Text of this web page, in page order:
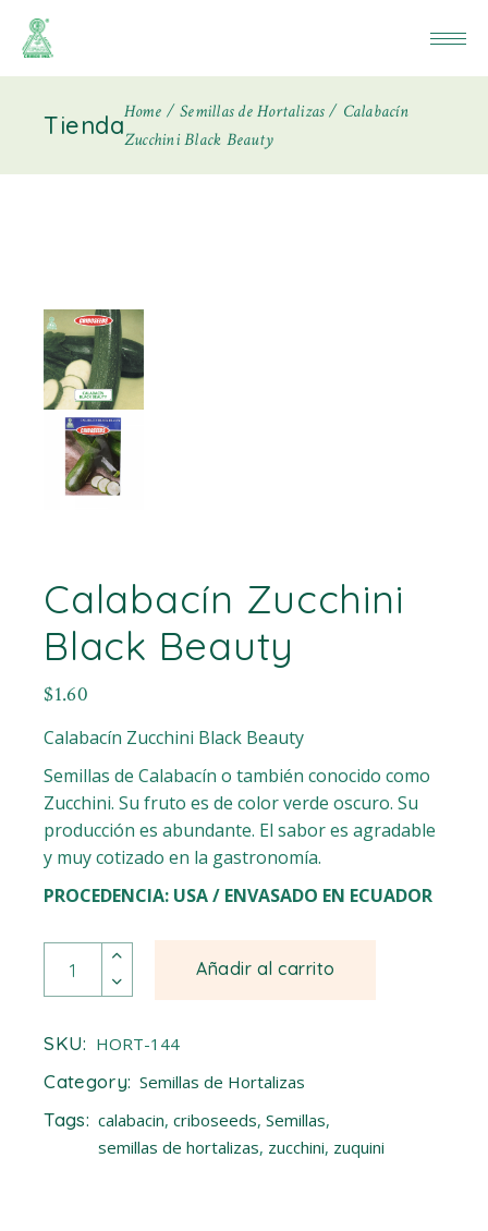
TiendaHome Semillas de Hortalizas
Calabacín
Zucchini Black Beauty
Calabacín Zucchini
Black Beauty
$1.60
Calabacín Zucchini Black Beauty
Semillas de Calabacín o también conocido como
Zucchini. Su fruto es de color verde oscuro. Su
producción es abundante. El sabor es agradable
y muy cotizado en la gastronomía.
PROCEDENCIA: USA / ENVASADO EN ECUADOR
Calabacín Zucchini Black Beauty quantity
Añadir al carrito
SKU: HORT-144
Category: Semillas de Hortalizas
Tags: calabacin,criboseeds,Semillas,
semillas de hortalizas, zucchini, zuquini